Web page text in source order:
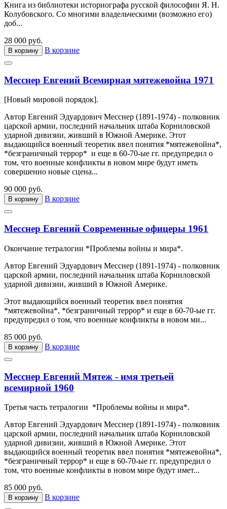
Книга из библиотеки историографа русской философии Я. Н.
Колубовского. Со многими владельческими (возможно его)
доб...
28 000 руб.
В корзину В корзине
Месснер Евгений Всемирная мятежевойна 1971
[Новый мировой порядок].
Автор Евгений Эдуардович Месснер (1891-1974) - полковник
царской армии, последний начальник штаба Корниловской
ударной дивизии, живший в Южной Америке. Этот
выдающийся военный теоретик ввел понятия *мятежевойна*,
*безграничный террор* и еще в 60-70-ые гг. предупредил о
том, что военные конфликты в новом мире будут иметь
совершенно новые сцена...
90 000 руб.
В корзину В корзине
Месснер Евгений Современные офицеры 1961
Окончание тетралогии *Проблемы войны и мира*.
Автор Евгений Эдуардович Месснер (1891-1974) - полковник
царской армии, последний начальник штаба Корниловской
ударной дивизии, живший в Южной Америке.
Этот выдающийся военный теоретик ввел понятия
*мятежевойна*, *безграничный террор* и еще в 60-70-ые гг.
предупредил о том, что военные конфликты в новом ми...
85 000 руб.
В корзину В корзине
Месснер Евгений Мятеж - имя третьей
всемирной 1960
Третья часть тетралогии *Проблемы войны и мира*.
Автор Евгений Эдуардович Месснер (1891-1974) - полковник
царской армии, последний начальник штаба Корниловской
ударной дивизии, живший в Южной Америке. Этот
выдающийся военный теоретик ввел понятия *мятежевойна*,
*безграничный террор* и еще в 60-70-ые гг. предупредил о
том, что военные конфликты в новом мире будут имет...
85 000 руб.
В корзину В корзине